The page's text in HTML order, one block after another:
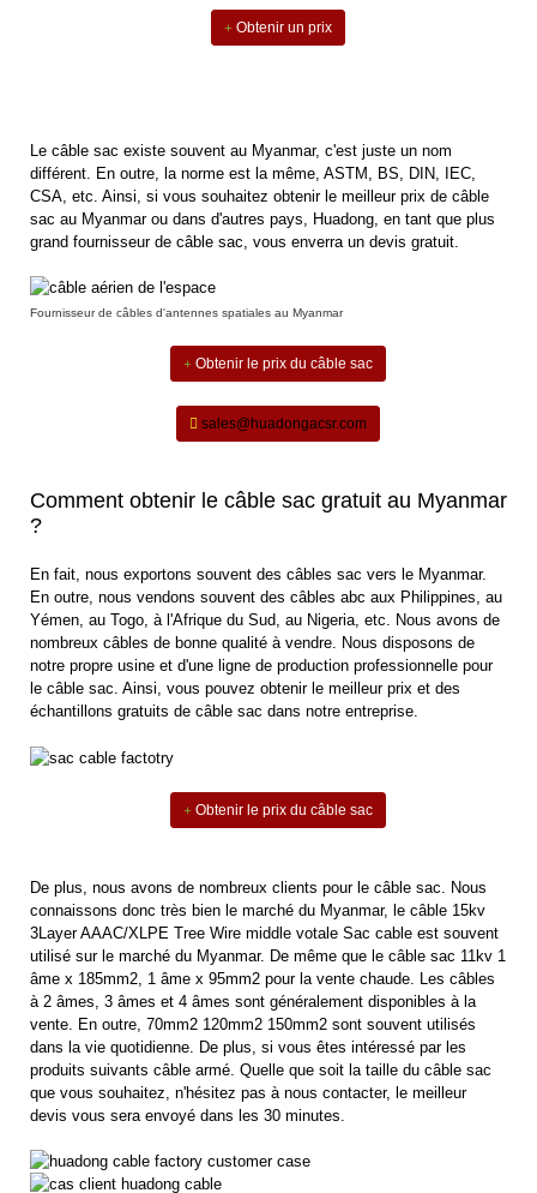
Obtenir un prix
Le câble sac existe souvent au Myanmar, c'est juste un nom
différent. En outre, la norme est la même, ASTM, BS, DIN, IEC,
CSA, etc. Ainsi, si vous souhaitez obtenir le meilleur prix de câble
sac au Myanmar ou dans d'autres pays, Huadong, en tant que plus
grand fournisseur de câble sac, vous enverra un devis gratuit.
Fournisseur de câbles d'antennes spatiales au Myanmar
Obtenir le prix du câble sac
sales@huadongacsr.com
Comment obtenir le câble sac gratuit au Myanmar
?
En fait, nous exportons souvent des câbles sac vers le Myanmar.
En outre, nous vendons souvent des câbles abc aux Philippines, au
Yémen, au Togo, à l'Afrique du Sud, au Nigeria, etc. Nous avons de
nombreux câbles de bonne qualité à vendre. Nous disposons de
notre propre usine et d'une ligne de production professionnelle pour
le câble sac. Ainsi, vous pouvez obtenir le meilleur prix et des
échantillons gratuits de câble sac dans notre entreprise.
Obtenir le prix du câble sac
De plus, nous avons de nombreux clients pour le câble sac. Nous
connaissons donc très bien le marché du Myanmar, le câble 15kv
3Layer AAAC/XLPE Tree Wire middle votale Sac cable est souvent
utilisé sur le marché du Myanmar. De même que le câble sac 11kv 1
âme x 185mm2, 1 âme x 95mm2 pour la vente chaude. Les câbles
à 2 âmes, 3 âmes et 4 âmes sont généralement disponibles à la
vente. En outre, 70mm2 120mm2 150mm2 sont souvent utilisés
dans la vie quotidienne. De plus, si vous êtes intéressé par les
produits suivants câble armé . Quelle que soit la taille du câble sac
que vous souhaitez, n'hésitez pas à nous contacter, le meilleur
devis vous sera envoyé dans les 30 minutes.